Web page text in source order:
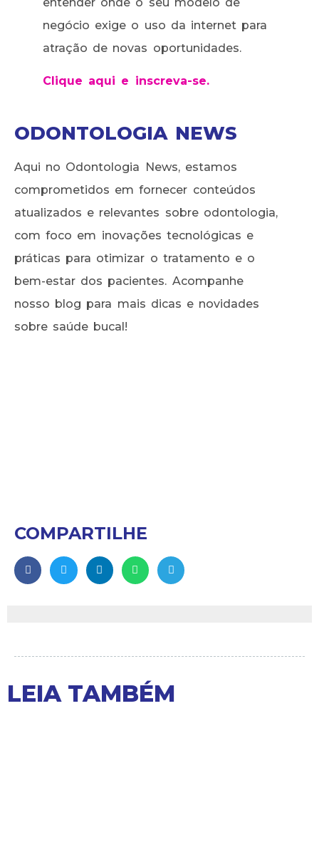
negócio exige o uso da internet para
atração de novas oportunidades.
Clique aqui e inscreva-se.
ODONTOLOGIA NEWS
Aqui no Odontologia News, estamos
comprometidos em fornecer conteúdos
atualizados e relevantes sobre odontologia,
com foco em inovações tecnológicas e
práticas para otimizar o tratamento e o
bem-estar dos pacientes. Acompanhe
nosso blog para mais dicas e novidades
sobre saúde bucal!
COMPARTILHE
LEIA TAMBÉM